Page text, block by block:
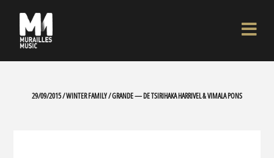
29/09/2015 / WINTER FAMILY / GRANDE — DE TSIRIHAKA HARRIVEL & VIMALA PONS